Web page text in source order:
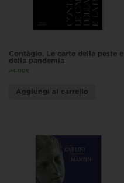
Contàgio. Le carte della peste e
della pandemia
28,00€
Aggiungi al carrello